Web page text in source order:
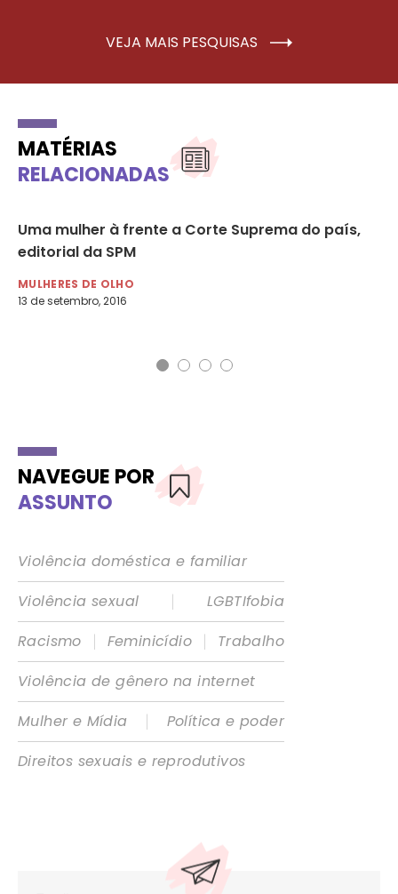
VEJA MAIS PESQUISAS
MATÉRIAS
RELACIONADAS
Uma mulher à frente a Corte Suprema do país,
editorial da SPM
MULHERES DE OLHO
13 de setembro, 2016
NAVEGUE POR
ASSUNTO
Violência doméstica e familiar
Violência sexual
|
LGBTIfobia
Racismo
| Feminicídio |
Trabalho
Violência de gênero na internet
Mulher e Mídia
|
Política e poder
Direitos sexuais e reprodutivos